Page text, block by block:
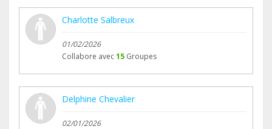
Charlotte Salbreux
01/02/2026
Collabore avec15 Groupes
Delphine Chevalier
02/01/2026